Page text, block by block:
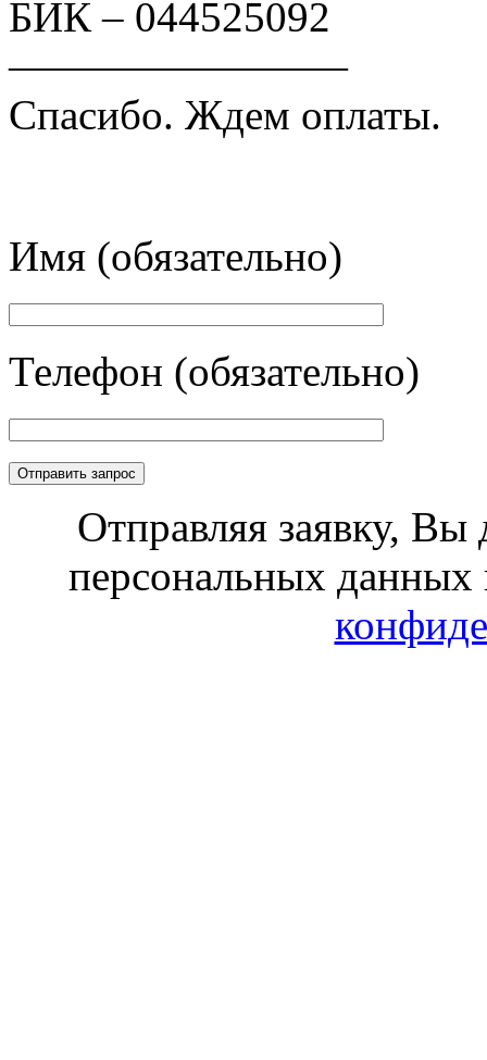
БИК – 044525092
————————
Спасибо. Ждем оплаты.
Имя (обязательно)
Телефон (обязательно)
Отправляя заявку, Вы
персональных данных